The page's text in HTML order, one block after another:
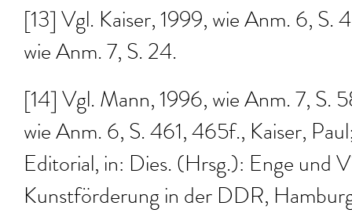
[13] Vgl. Kaiser, 1999, wie Anm. 6,
wie Anm. 7, S. 24.
[14] Vgl. Mann, 1996, wie Anm. 7, S.
wie Anm. 6, S. 461, 465f., Kaiser,
Editorial, in: Dies. (Hrsg.): Enge und
Kunstförderung in der DDR,